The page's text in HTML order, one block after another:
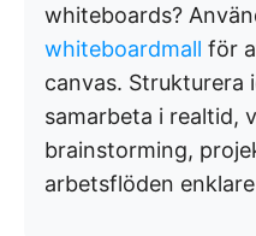
whiteboards?
whiteboardmall för
canvas. Strukturera
samarbeta i realtid,
brainstorming,
arbetsflöden